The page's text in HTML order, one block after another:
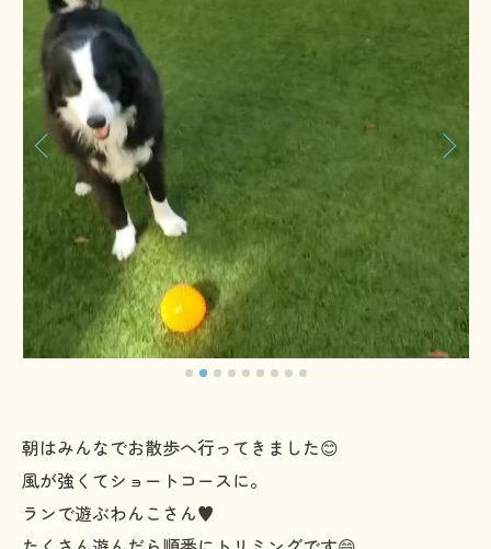
朝はみんなでお散歩へ行ってきました😊
風が強くてショートコースに。
ランで遊ぶわんこさん♥️